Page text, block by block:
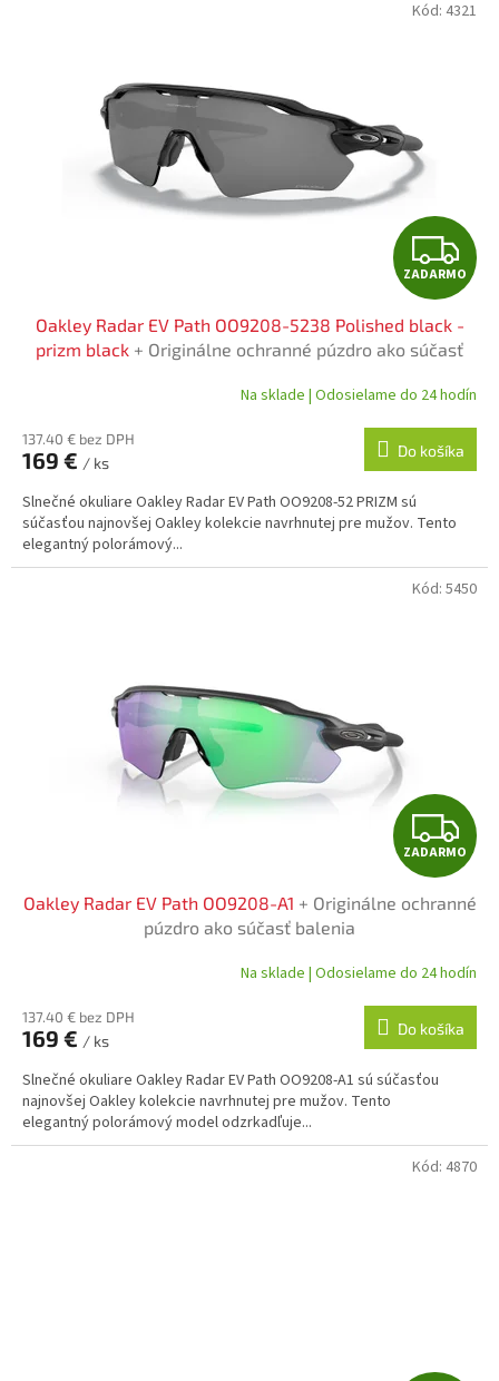
Z
A
D
A
R
M
ZADARMO
Oakley Radar EV Path OO9208-5238 Polished black -
prizm black + Originálne ochranné púzdro ako súčasť
Na sklade | Odosielame do 24 hodín
137.40 € bez DPH
169 € / ks
Do košíka
Slnečné okuliare Oakley Radar EV Path OO9208-52 PRIZM sú
súčasťou najnovšej Oakley kolekcie navrhnutej pre mužov. Tento
elegantný polorámový...
Kód: 4321
Z
A
D
A
R
M
ZADARMO
Oakley Radar EV Path OO9208-A1 + Originálne ochranné
púzdro ako súčasť balenia
Na sklade | Odosielame do 24 hodín
137.40 € bez DPH
169 € / ks
Do košíka
Slnečné okuliare Oakley Radar EV Path OO9208-A1 sú súčasťou
najnovšej Oakley kolekcie navrhnutej pre mužov. Tento
elegantný polorámový model odzrkadľuje...
Kód: 5450
Kód: 4870